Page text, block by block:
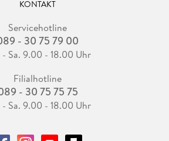
KONTAKT
Servicehotline
- 30 75 79 00
- Sa. 9.00 - 18.00 Uhr
Filialhotline
- 30 75 75 75
- Sa. 9.00 - 18.00 Uhr